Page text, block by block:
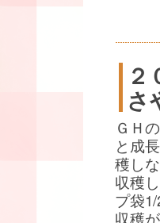
２
さ
ＧＨ
と成
穫し
収穫
プ袋
収穫